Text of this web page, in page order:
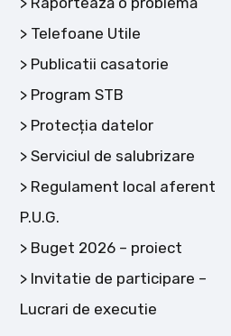
Telefoane Utile
Publicatii casatorie
Program STB
Protecția datelor
Serviciul de salubrizare
Regulament local aferent
P.U.G.
Buget 2026 – proiect
Invitatie de participare –
Lucrari de executie